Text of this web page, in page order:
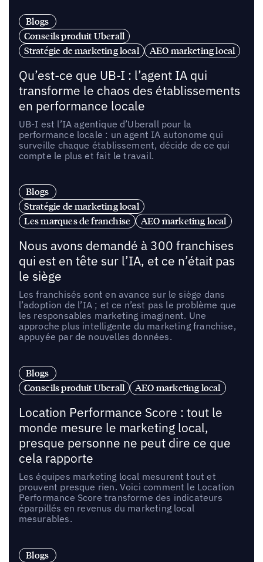
Blogs
Conseils produit Uberall
Stratégie de marketing local
AEO marketing local
Qu’est-ce que UB-I : l’agent IA qui
transforme le chaos des établissements
en performance locale
UB-I est l’IA agentique d’Uberall pour la
performance locale : un agent IA autonome qui
surveille chaque établissement, décide de ce qui
compte le plus et fait le travail.
Blogs
Stratégie de marketing local
Les marques de franchise
AEO marketing local
Nous avons demandé à 300 franchises
qui est en tête sur l’IA, et ce n’était pas
le siège
Les franchisés sont en avance sur le siège dans
l’adoption de l’IA ; et ce n’est pas le problème que
les responsables marketing imaginent. Une
approche plus intelligente du marketing franchise,
appuyée par de nouvelles données.
Blogs
Conseils produit Uberall
AEO marketing local
Location Performance Score : tout le
monde mesure le marketing local,
presque personne ne peut dire ce que
cela rapporte
Les équipes marketing local mesurent tout et
prouvent presque rien. Voici comment le Location
Performance Score transforme des indicateurs
éparpillés en revenus du marketing local
mesurables.
Blogs